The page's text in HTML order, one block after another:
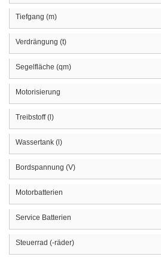
Tiefgang (m)
Verdrängung (t)
Segelfläche (qm)
Motorisierung
Treibstoff (l)
Wassertank (l)
Bordspannung (V)
Motorbatterien
Service Batterien
Steuerrad (-räder)